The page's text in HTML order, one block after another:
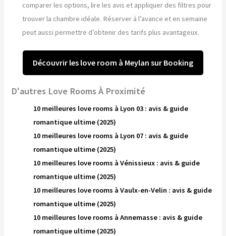
comparer les options, lire les avis et appliquer des filtres pour
trouver la chambre idéale. Réserver à l’avance et en semaine
peut aussi permettre d’obtenir des tarifs plus avantageux.
Découvrir les love room à Meylan sur Booking
D'autres Love Rooms À Proximité
10 meilleures love rooms à Lyon 03 : avis & guide
romantique ultime (2025)
10 meilleures love rooms à Lyon 07 : avis & guide
romantique ultime (2025)
10 meilleures love rooms à Vénissieux : avis & guide
romantique ultime (2025)
10 meilleures love rooms à Vaulx-en-Velin : avis & guide
romantique ultime (2025)
10 meilleures love rooms à Annemasse : avis & guide
romantique ultime (2025)